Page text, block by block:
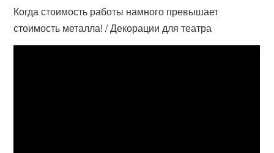
Когда стоимость работы намного превышает
стоимость металла! / Декорации для театра